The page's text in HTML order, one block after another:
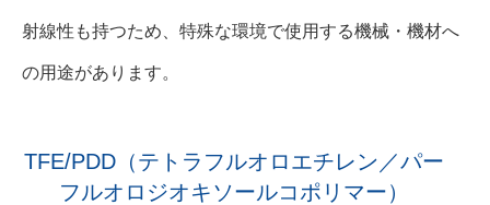
射線性も持つため、特殊な環境で使用する機械・機材へ
の用途があります。
TFE/PDD（テトラフルオロエチレン／パー
フルオロジオキソールコポリマー）